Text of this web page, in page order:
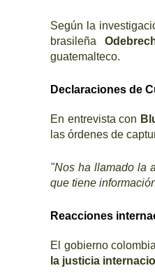
Según la
brasileña
guatemalteco.
Declaraciones de
En entrevista con
las órdenes de
"Nos ha llamado la
que tiene
Reacciones
El gobierno
la justicia